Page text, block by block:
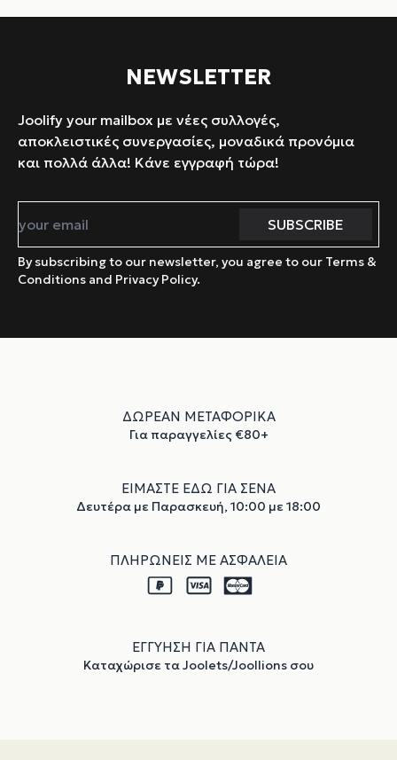
NEWSLETTER
Joolify your mailbox με νέες συλλογές,
αποκλειστικές συνεργασίες, μοναδικά προνόμια
και πολλά άλλα! Κάνε εγγραφή τώρα!
By subscribing to our newsletter, you agree to our Terms &
Conditions and Privacy Policy.
ΔΩΡΕΑΝ ΜΕΤΑΦΟΡΙΚΑ
Για παραγγελίες €80+
ΕΙΜΑΣΤΕ ΕΔΩ ΓΙΑ ΣΕΝΑ
Δευτέρα με Παρασκευή, 10:00 με 18:00
ΠΛΗΡΩΝΕΙΣ ΜΕ ΑΣΦΑΛΕΙΑ
ΕΓΓΥΗΣΗ ΓΙΑ ΠΑΝΤΑ
Καταχώρισε τα Joolets/Joollions σου